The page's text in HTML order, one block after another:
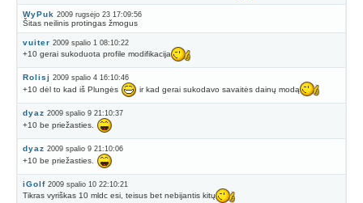
WyPuk 2009 rugsėjo 23 17:09:56
Šitas neilinis protingas žmogus
vuiter 2009 spalio 1 08:10:22
+10 gerai sukoduota profile modifikacija
Rolisj 2009 spalio 4 16:10:46
+10 dėl to kad iš Plungės ir kad gerai sukodavo savaitės dainų modą
dyaz 2009 spalio 9 21:10:37
+10 be priežasties.
dyaz 2009 spalio 9 21:10:06
+10 be priežasties.
iGolf 2009 spalio 10 22:10:21
Tikras vyriškas 10 mldc esi, teisus bet nebijantis kitų